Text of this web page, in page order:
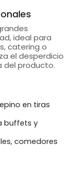
ideal para
catering o
el desperdicio
del producto.
en tiras
buffets y
comedores